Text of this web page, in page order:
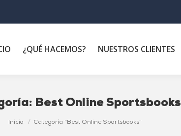
¿QUÉ HACEMOS? NUESTROS CLIENTES
Best Online Sportsbooks
Inicio Categoría "Best Online Sportsbooks"